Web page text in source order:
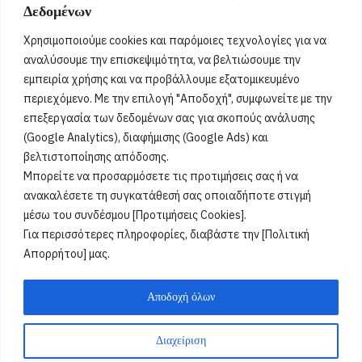
Δεδομένων
Χρησιμοποιούμε cookies και παρόμοιες τεχνολογίες για να
αναλύσουμε την επισκεψιμότητα, να βελτιώσουμε την
εμπειρία χρήσης και να προβάλλουμε εξατομικευμένο
περιεχόμενο. Με την επιλογή "Αποδοχή", συμφωνείτε με την
επεξεργασία των δεδομένων σας για σκοπούς ανάλυσης
(Google Analytics), διαφήμισης (Google Ads) και
βελτιστοποίησης απόδοσης.
Μπορείτε να προσαρμόσετε τις προτιμήσεις σας ή να
ανακαλέσετε τη συγκατάθεσή σας οποιαδήποτε στιγμή
μέσω του συνδέσμου [Προτιμήσεις Cookies].
Για περισσότερες πληροφορίες, διαβάστε την [Πολιτική
Απορρήτου] μας.
Διαχείριση
Αποδοχή όλων
Τριανταφυλλένια, Τριανταφυλλίνη, Ρόζα,
Τριαντάφυλλος, Τριανταφύλλης, Φύλλης, Φύλλιος,
Τριανταφυλλένιος, Τριανταφυλλίνος, Ντάφυ, Ντάφι
Όροι Χρήσης
Πολιτική Ορθής Χρήσης
Email : info@acharnestimes.gr